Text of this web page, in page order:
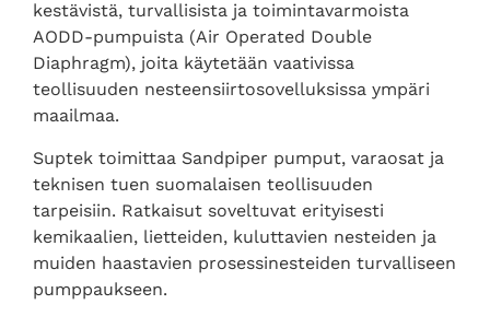
kestävistä, turvallisista ja toimintavarmoista
AODD-pumpuista (Air Operated Double
Diaphragm), joita käytetään vaativissa
teollisuuden nesteensiirtosovelluksissa ympäri
maailmaa.
Suptek toimittaa Sandpiper pumput, varaosat ja
teknisen tuen suomalaisen teollisuuden
tarpeisiin. Ratkaisut soveltuvat erityisesti
kemikaalien, lietteiden, kuluttavien nesteiden ja
muiden haastavien prosessinesteiden turvalliseen
pumppaukseen.